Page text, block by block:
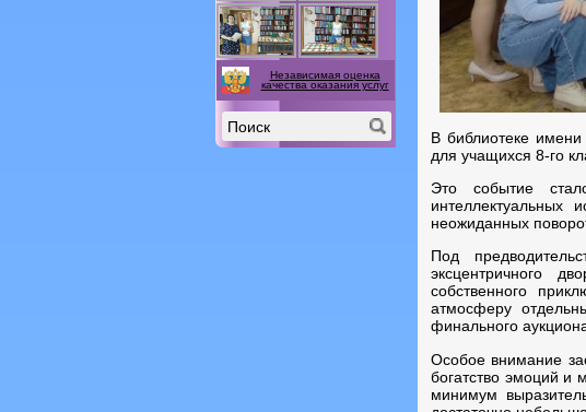
В библиотеке
для учащихся 8-го
Это событие
интеллектуальных
неожиданных
Под
эксцентричного
собственного
атмосферу
финального
Особое внимание
богатство эмоций и
минимум
Независимая оценка
качества оказания услуг